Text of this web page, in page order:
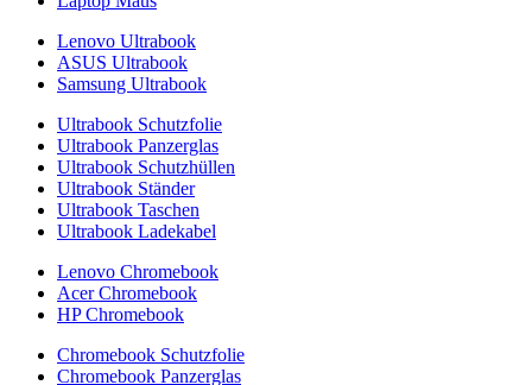
Lenovo Ultrabook
ASUS Ultrabook
Samsung Ultrabook
Ultrabook Schutzfolie
Ultrabook Panzerglas
Ultrabook Schutzhüllen
Ultrabook Ständer
Ultrabook Taschen
Ultrabook Ladekabel
Lenovo Chromebook
Acer Chromebook
HP Chromebook
Chromebook Schutzfolie
Chromebook Panzerglas